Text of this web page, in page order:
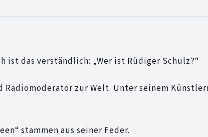
das verständlich: „Wer ist Rüdiger Schulz?“
Radiomoderator zur Welt. Unter seinem
stammen aus seiner Feder.